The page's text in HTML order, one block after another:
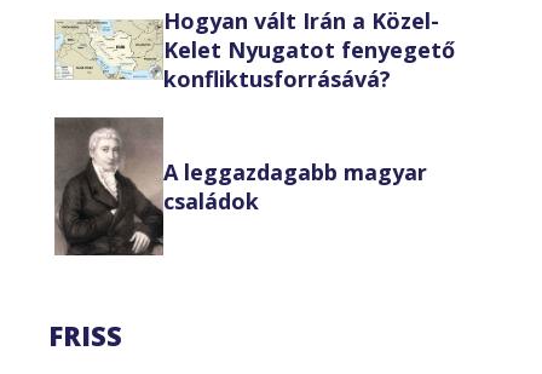
Hogyan vált Irán a Közel-
Kelet Nyugatot fenyegető
konfliktusforrásává?
A leggazdagabb magyar
családok
FRISS